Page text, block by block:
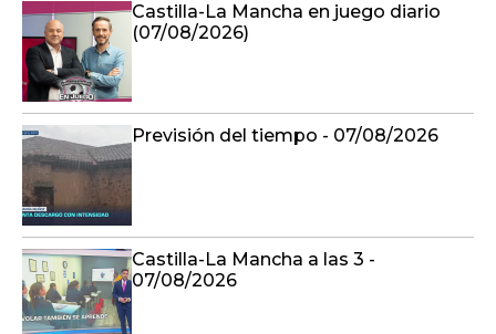
Castilla-La Mancha en juego diario
(07/08/2026)
Previsión del tiempo - 07/08/2026
Castilla-La Mancha a las 3 -
07/08/2026